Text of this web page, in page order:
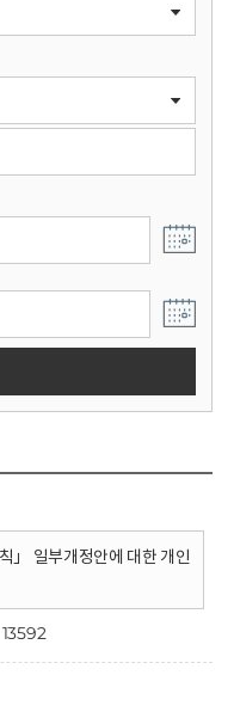
」 일부개정안에 대한 개인
13592